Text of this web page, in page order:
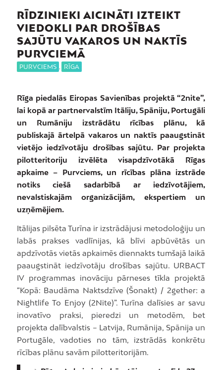
RĪDZINIEKI AICINĀTI IZTEIKT
VIEDOKLI PAR DROŠĪBAS
SAJŪTU VAKAROS UN NAKTĪS
PURVCIEMĀ
PURVCIEMS , RĪGA
Rīga piedalās Eiropas Savienības projektā “2nite”,
lai kopā ar partnervalstīm Itāliju, Spāniju, Portugāli
un Rumāniju izstrādātu rīcības plānu, kā
publiskajā ārtelpā vakaros un naktīs paaugstināt
vietējo iedzīvotāju drošības sajūtu. Par projekta
pilotteritoriju izvēlēta visapdzīvotākā Rīgas
apkaime – Purvciems, un rīcības plāna izstrāde
notiks ciešā sadarbībā ar iedzīvotājiem,
nevalstiskajām organizācijām, ekspertiem un
uzņēmējiem.
Itālijas pilsēta Turīna ir izstrādājusi metodoloģiju un
labās prakses vadlīnijas, kā blīvi apbūvētās un
apdzīvotās vietās apkaimēs diennakts tumšajā laikā
paaugstināt iedzīvotāju drošības sajūtu. URBACT
IV programmas inovāciju pārneses tīkla projektā
“Kopā: Baudāma Naktsdzīve (Šonakt) / 2gether: a
Nightlife To Enjoy (2Nite)”. Turīna dalīsies ar savu
inovatīvo praksi, pieredzi un metodēm, bet
projekta dalībvalstis – Latvija, Rumānija, Spānija un
Portugāle, vadoties no tām, izstrādās konkrētu
rīcības plānu savām pilotteritorijām.